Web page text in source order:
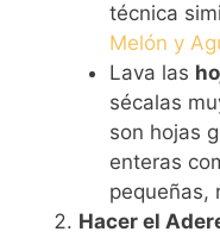
técnica
Melón y
Lava las
sécalas
son hojas
enteras
pequeñas,
Hacer el